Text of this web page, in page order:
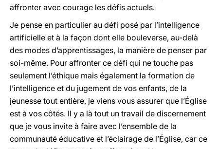
affronter avec courage les défis actuels.
Je pense en particulier au défi posé par l’intelligence
artificielle et à la façon dont elle bouleverse, au-delà
des modes d’apprentissages, la manière de penser par
soi-même. Pour affronter ce défi qui ne touche pas
seulement l’éthique mais également la formation de
l’intelligence et du jugement de vos enfants, de la
jeunesse tout entière, je viens vous assurer que l’Église
est à vos côtés. Il y a là tout un travail de discernement
que je vous invite à faire avec l’ensemble de la
communauté éducative et l’éclairage de l’Église, car ce